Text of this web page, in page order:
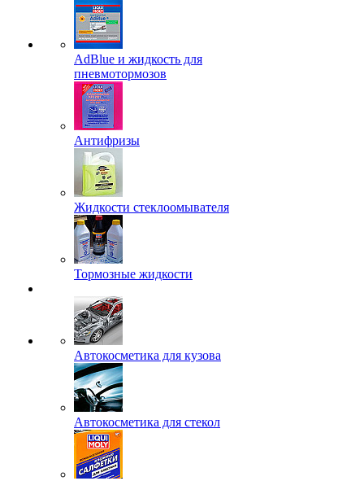
AdBlue и жидкость для
пневмотормозов
Антифризы
Жидкости стеклоомывателя
Тормозные жидкости
Автокосметика для кузова
Автокосметика для стекол